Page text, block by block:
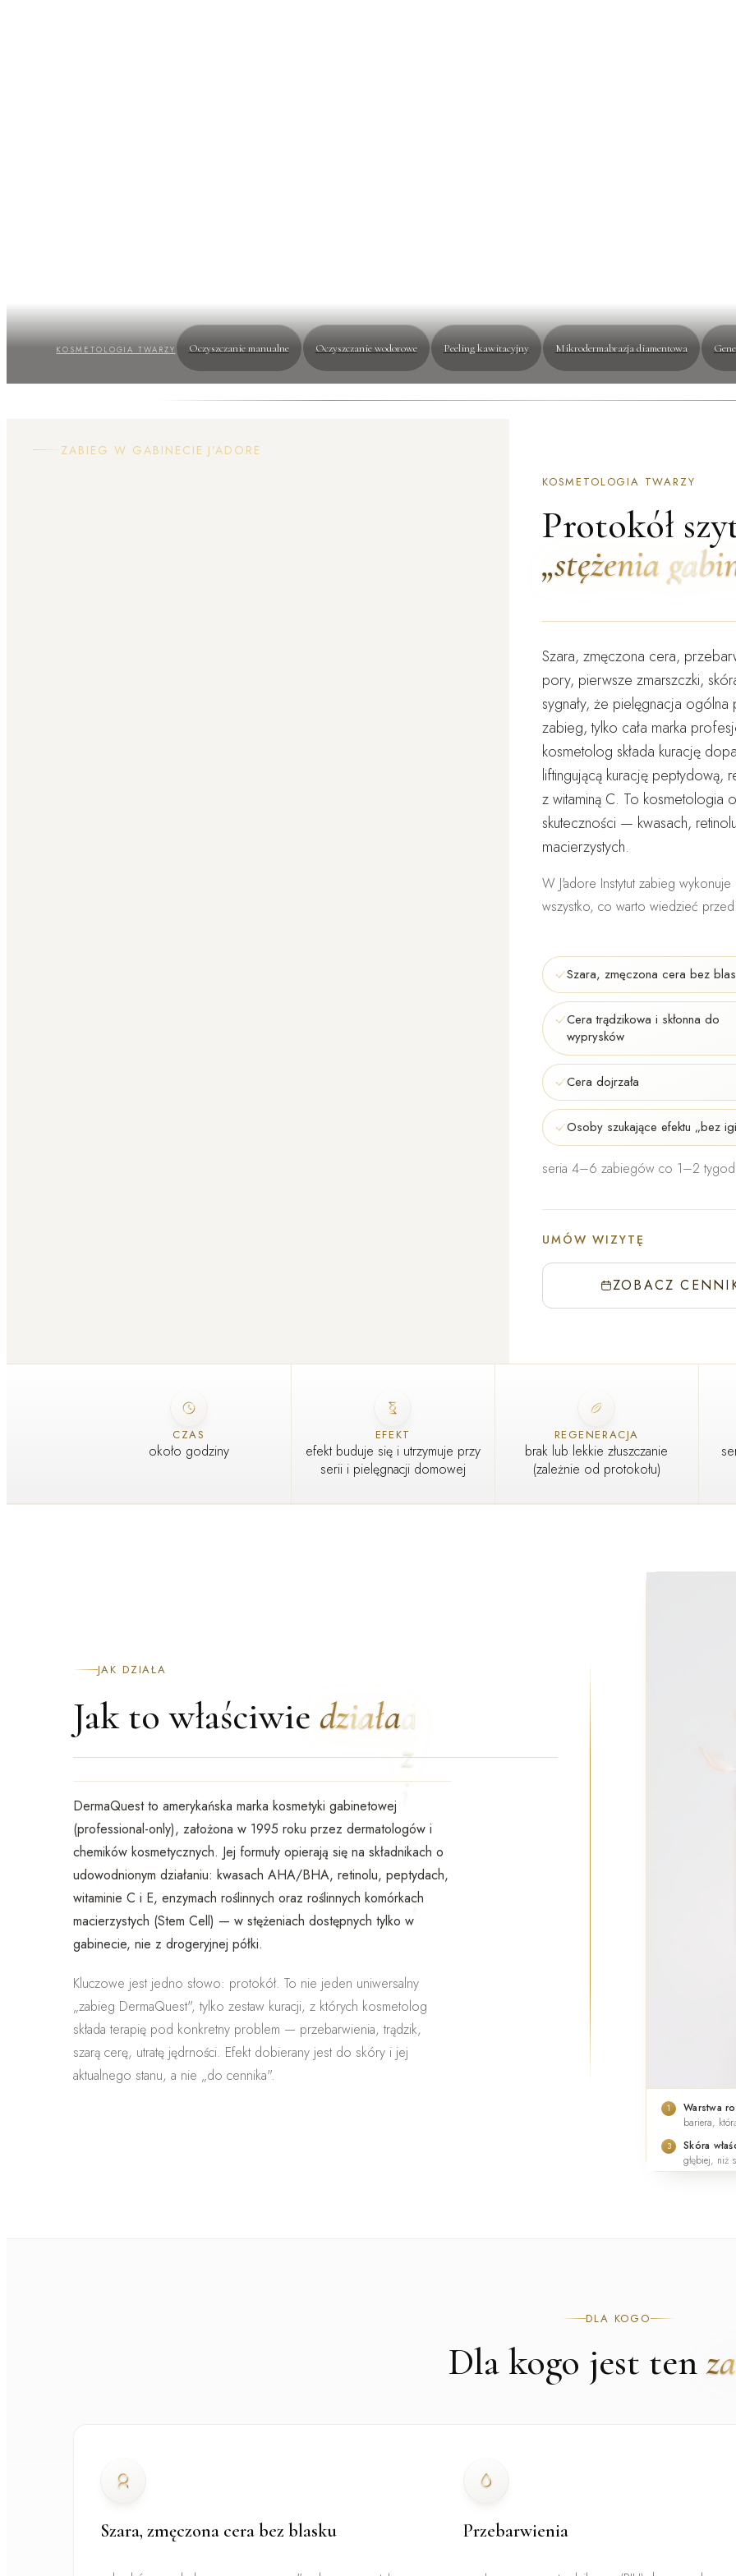
KOSMETOLOGIA TWARZY Oczyszczanie manualne Oczyszczanie wodorowe Peeling kawitacyjny Mikrodermabrazja diamentowa
ZABIEG W GABINECIE J'ADORE
KOSMETOLOGIA TWARZY
Protokół
„stężenia
Szara, zmęczona cera,
pory, pierwsze zmarszczki,
sygnały, że pielęgnacja ogólna
zabieg, tylko cała marka
kosmetolog składa kurację
liftingującą kurację peptydową,
z witaminą C. To kosmetologia
skuteczności — kwasach,
macierzystych.
W J'adore Instytut zabieg wykonuje
wszystko, co warto wiedzieć
Szara, zmęczona cera bez
Cera trądzikowa i skłonna do
wyprysków
Cera dojrzała
Osoby szukające efektu „bez
seria 4–6 zabiegów co 1–2
UMÓW WIZYTĘ
ZOBACZ
CZAS
około godziny
EFEKT
efekt buduje się i utrzymuje przy
serii i pielęgnacji domowej
REGENERACJA
brak lub lekkie złuszczanie
(zależnie od protokołu)
JAK DZIAŁA
Jak to właściwie działa
DermaQuest to amerykańska marka kosmetyki gabinetowej
(professional-only), założona w 1995 roku przez dermatologów i
chemików kosmetycznych. Jej formuły opierają się na składnikach o
udowodnionym działaniu: kwasach AHA/BHA, retinolu, peptydach,
witaminie C i E, enzymach roślinnych oraz roślinnych komórkach
macierzystych (Stem Cell) — w stężeniach dostępnych tylko w
gabinecie, nie z drogeryjnej półki.
Kluczowe jest jedno słowo: protokół. To nie jeden uniwersalny
„zabieg DermaQuest", tylko zestaw kuracji, z których kosmetolog
składa terapię pod konkretny problem — przebarwienia, trądzik,
szarą cerę, utratę jędrności. Efekt dobierany jest do skóry i jej
aktualnego stanu, a nie „do cennika".
1
Warstwa
bariera,
3
Skóra
głębiej, niż
DLA KOGO
Dla kogo jest ten
Szara, zmęczona cera bez blasku Przebarwienia